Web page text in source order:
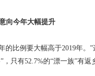
向今年大幅提升
的比例要大幅高于2019年。
只有52.7%的“漂一族”有